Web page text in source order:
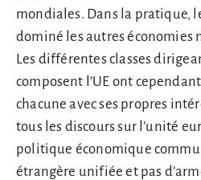
mondiales. Dans la pratique,
dominé les autres économies
Les différentes classes
composent l’UE ont
chacune avec ses propres
tous les discours sur l’unité
politique économique
étrangère unifiée et pas